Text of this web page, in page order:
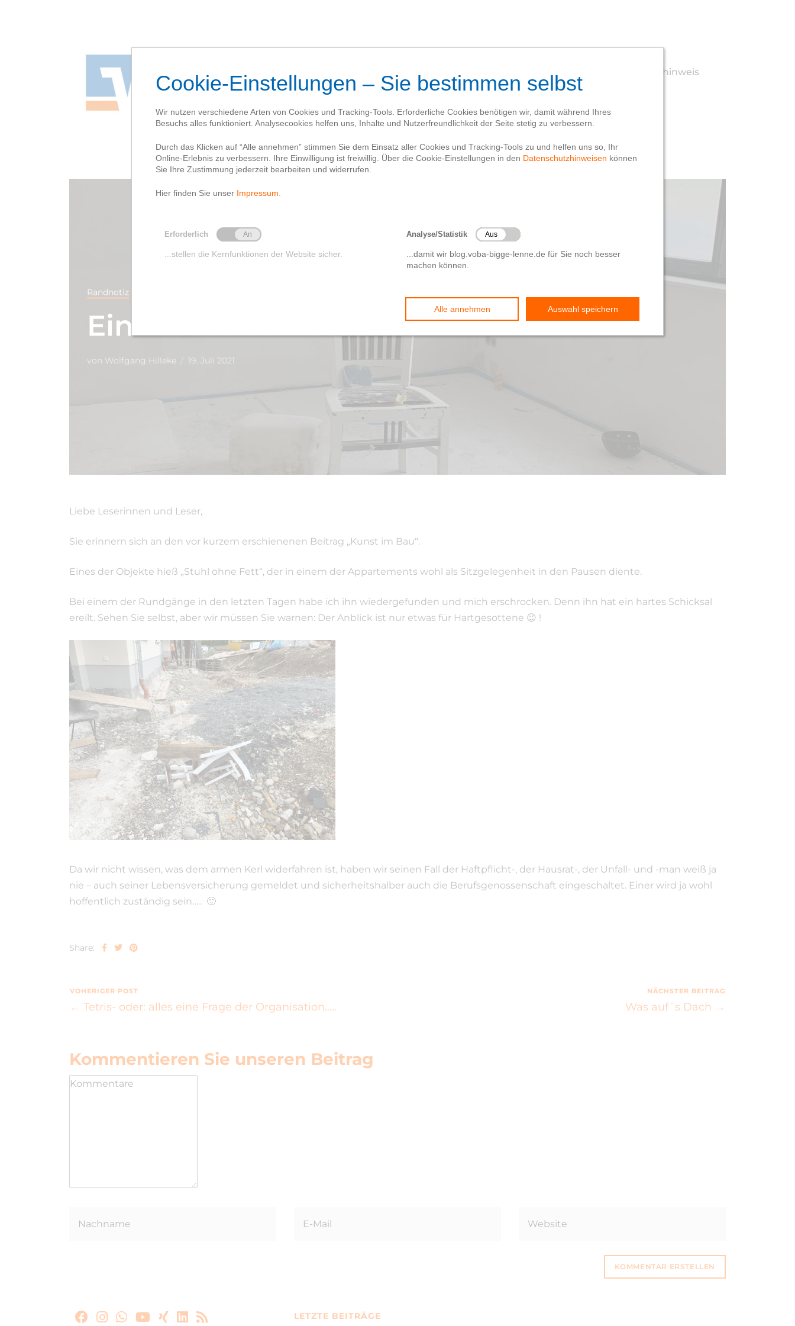
Datenschutzhinweis
Randnotiz
Ein hartes Schicksal
von Wolfgang Hilleke 19. Juli 2021
Liebe Leserinnen und Leser,
Sie erinnern sich an den vor kurzem erschienenen Beitrag „Kunst im Bau“.
Eines der Objekte hieß „Stuhl ohne Fett“, der in einem der Appartements wohl als Sitzgelegenheit in den Pausen diente.
Bei einem der Rundgänge in den letzten Tagen habe ich ihn wiedergefunden und mich erschrocken. Denn ihn hat ein hartes Schicksal
ereilt. Sehen Sie selbst, aber wir müssen Sie warnen: Der Anblick ist nur etwas für Hartgesottene 😉 !
Da wir nicht wissen, was dem armen Kerl widerfahren ist, haben wir seinen Fall der Haftpflicht-, der Hausrat-, der Unfall- und -man weiß ja
nie – auch seiner Lebensversicherung gemeldet und sicherheitshalber auch die Berufsgenossenschaft eingeschaltet. Einer wird ja wohl
hoffentlich zuständig sein….. 🙂
Share:
VOHERIGER POST
← Tetris- oder: alles eine Frage der Organisation…..
NÄCHSTER BEITRAG
Was auf´s Dach →
Kommentieren Sie unseren Beitrag
LETZTE BEITRÄGE